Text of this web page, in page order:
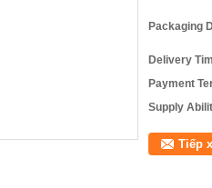
Packaging
Delivery
Payment
Supply
Tiếp